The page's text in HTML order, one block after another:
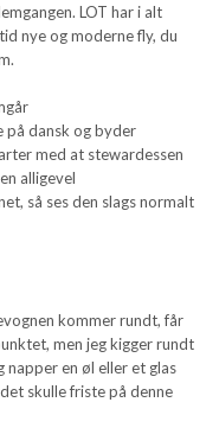
LOT har i alt
nye og moderne fly, du
på dansk og byder
med at stewardessen
alligevel
så ses den slags normalt
kommer rundt, får
men jeg kigger rundt
napper en øl eller et glas
skulle friste på denne